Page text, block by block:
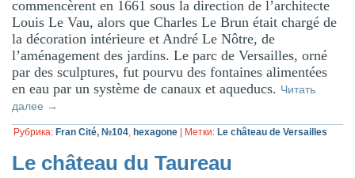
commencèrent en 1661 sous la direction de l’architecte
Louis Le Vau, alors que Charles Le Brun était chargé de
la décoration intérieure et André Le Nôtre, de
l’aménagement des jardins. Le parc de Versailles, orné
par des sculptures, fut pourvu des fontaines alimentées
en eau par un système de canaux et aqueducs. Читать
далее →
Рубрика: Fran Cité, №104, hexagone Метки: Le château de Versailles
Le château du Taureau